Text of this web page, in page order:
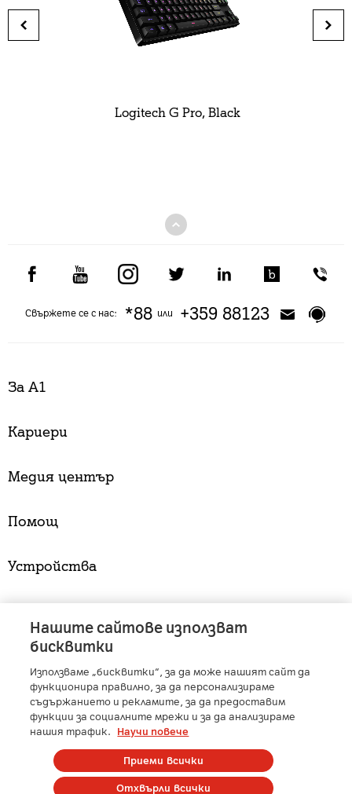
Logitech G Pro, Black
Свържете се с нас: *88или +359 88123
За А1
Кариери
Медия център
Помощ
Устройства
A1 Austria - A1 Croatia - A1 Serbia - A1 Belarus
A1 Bulgaria
- A1 Macedonia - A1 Slovenia
A1 Digital
- Member of A1 Group
Copyright © 2025 А1 България. | Protected by reCAPTCHA
Нашите сайтове използват
бисквитки
Използваме „бисквитки“, за да може нашият сайт да
функционира правилно, за да персонализираме
съдържанието и рекламите, за да предоставим
функции за социалните мрежи и за да анализираме
нашия трафик.
Научи повече
Отхвърли всички
Приеми всички